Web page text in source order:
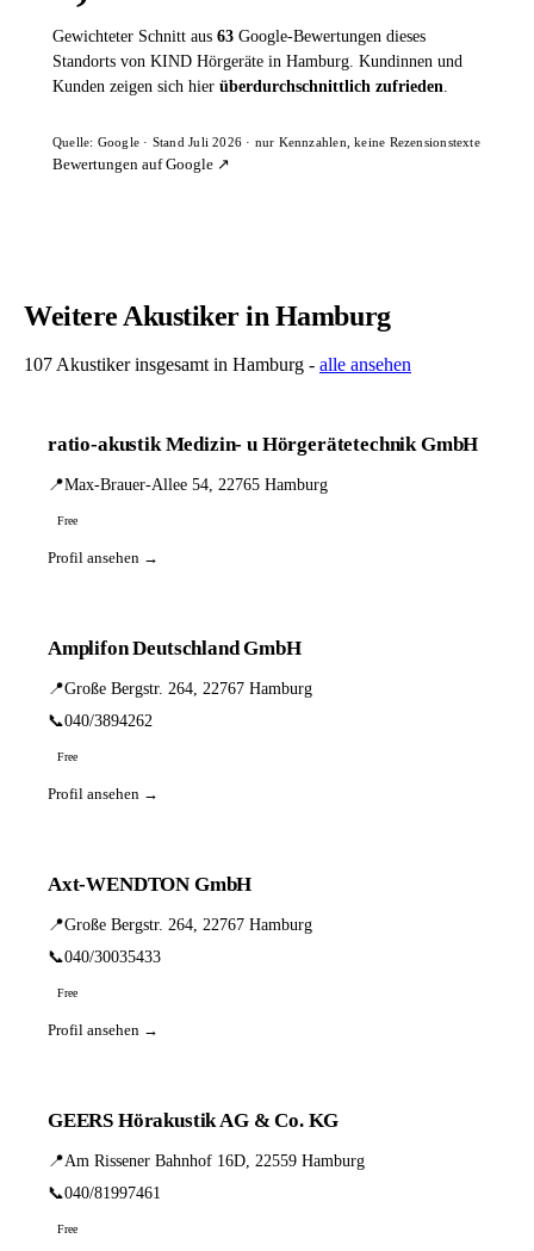
Gewichteter Schnitt aus 63 Google-Bewertungen dieses
Standorts von KIND Hörgeräte in Hamburg. Kundinnen und
Kunden zeigen sich hier überdurchschnittlich zufrieden.
Quelle: Google · Stand Juli 2026 · nur Kennzahlen, keine Rezensionstexte
Bewertungen auf Google ↗
Weitere Akustiker in Hamburg
107 Akustiker insgesamt in Hamburg - alle ansehen
ratio-akustik Medizin- u Hörgerätetechnik GmbH
📍Max-Brauer-Allee 54, 22765 Hamburg
Free
Profil ansehen →
Amplifon Deutschland GmbH
📍Große Bergstr. 264, 22767 Hamburg
📞040/3894262
Free
Profil ansehen →
Axt-WENDTON GmbH
📍Große Bergstr. 264, 22767 Hamburg
📞040/30035433
Free
Profil ansehen →
GEERS Hörakustik AG & Co. KG
📍Am Rissener Bahnhof 16D, 22559 Hamburg
📞040/81997461
Free